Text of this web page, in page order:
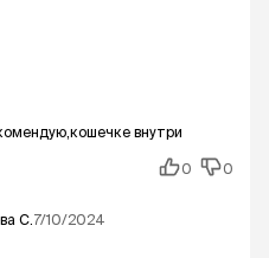
внутри
0
0
С. 7/10/2024